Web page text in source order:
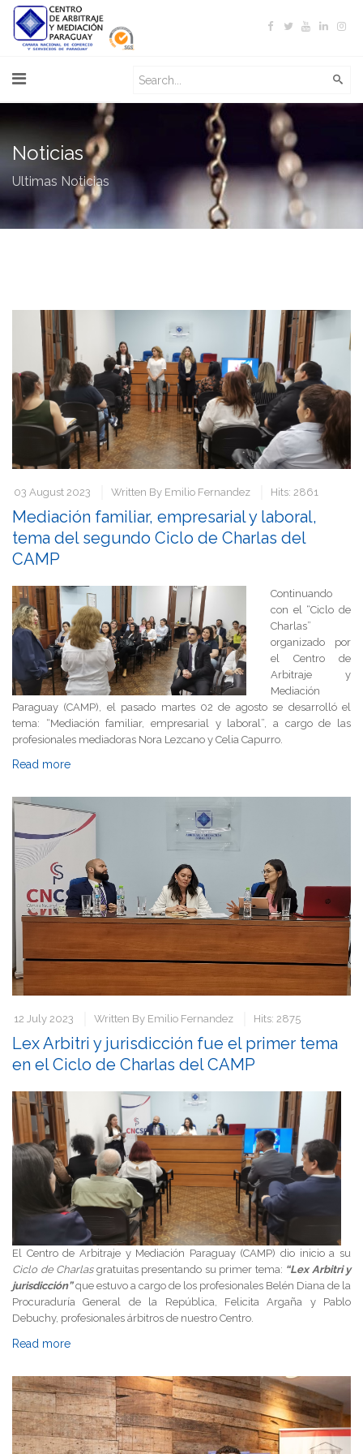
Noticias
Ultimas Noticias
03 August 2023 Written By Emilio Fernandez Hits: 2861
Mediación familiar, empresarial y laboral,
tema del segundo Ciclo de Charlas del
CAMP
Continuando
con el “Ciclo de
Charlas”
organizado por
el Centro de
Arbitraje y
Mediación
Paraguay (CAMP), el pasado martes 02 de agosto se desarrolló el
tema: “Mediación familiar, empresarial y laboral”, a cargo de las
profesionales mediadoras Nora Lezcano y Celia Capurro.
Read more
12 July 2023 Written By Emilio Fernandez Hits: 2875
Lex Arbitri y jurisdicción fue el primer tema
en el Ciclo de Charlas del CAMP
El Centro de Arbitraje y Mediación Paraguay (CAMP) dio inicio a su
Ciclo de Charlasgratuitas presentando su primer tema: “Lex Arbitri y
jurisdicción”que estuvo a cargo de los profesionales Belén Diana de la
Procuraduría General de la República, Felicita Argaña y Pablo
Debuchy, profesionales árbitros de nuestro Centro.
Read more